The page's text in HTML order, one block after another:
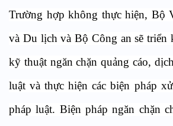
Trường hợp không thực hiện, Bộ
và Du lịch và Bộ Công an sẽ triển
kỹ thuật ngăn chặn quảng cáo,
luật và thực hiện các biện pháp
pháp luật. Biện pháp ngăn chặn